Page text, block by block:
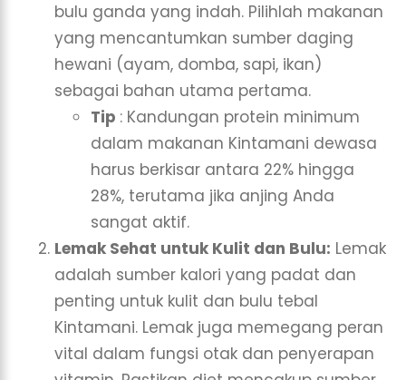
bulu ganda yang indah. Pilihlah makanan
yang mencantumkan sumber daging
hewani (ayam, domba, sapi, ikan)
sebagai bahan utama pertama.
Tip : Kandungan protein minimum
dalam makanan Kintamani dewasa
harus berkisar antara 22% hingga
28%, terutama jika anjing Anda
sangat aktif.
Lemak Sehat untuk Kulit dan Bulu: Lemak
adalah sumber kalori yang padat dan
penting untuk kulit dan bulu tebal
Kintamani. Lemak juga memegang peran
vital dalam fungsi otak dan penyerapan